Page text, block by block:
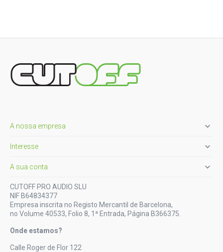
A nossa empresa 
Interesse 
A sua conta 
CUTOFF PRO AUDIO SLU
NIF B64834377
Empresa inscrita no Registo Mercantil de Barcelona,
no Volume 40533, Folio 8, 1ª Entrada, Página B366375.
Onde estamos?
Calle Roger de Flor 122